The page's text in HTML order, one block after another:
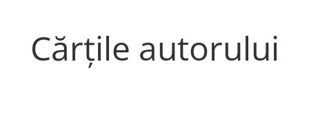
Cărțile autorului